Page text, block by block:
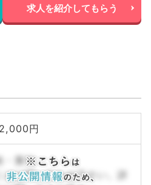
求人を紹介してもらう
円
・賞与
はお問い合わせ下さい。詳